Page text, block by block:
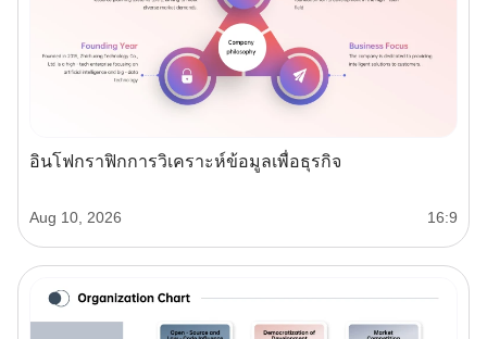
อินโฟกราฟิกการวิเคราะห์ข้อมูลเพื่อธุรกิจ
Aug 10, 2026 16:9